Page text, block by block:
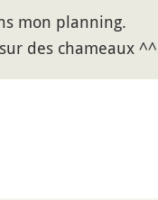
mon planning.
des chameaux